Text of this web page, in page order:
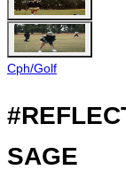
Cph/Golf
SAGE